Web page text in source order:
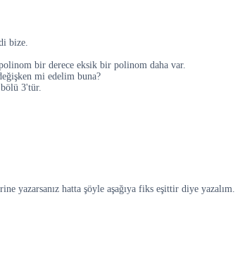
bize.
bir derece eksik bir polinom daha var.
mi edelim buna?
3'tür.
yazarsanız hatta şöyle aşağıya fiks eşittir diye yazalım.